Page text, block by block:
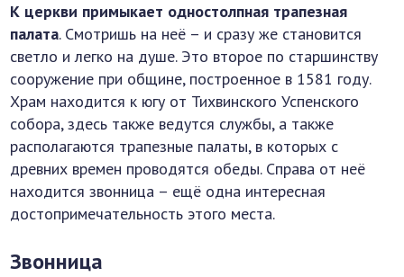
К церкви примыкает одностолпная трапезная
палата. Смотришь на неё – и сразу же становится
светло и легко на душе. Это второе по старшинству
сооружение при общине, построенное в 1581 году.
Храм находится к югу от Тихвинского Успенского
собора, здесь также ведутся службы, а также
располагаются трапезные палаты, в которых с
древних времен проводятся обеды. Справа от неё
находится звонница – ещё одна интересная
достопримечательность этого места.
Звонница